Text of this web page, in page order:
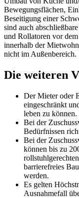
Bewegungsflächen,
Beseitigung einer
sind auch
und Rollatoren vor
innerhalb der
nicht im Außenbereich.
Die weiteren
Der Mieter oder
eingeschränkt
leben zu können.
Bei der
Bedürfnissen
Bei der
können bis zu
barrierefreies
werden.
Es gelten
Ausnahmefall